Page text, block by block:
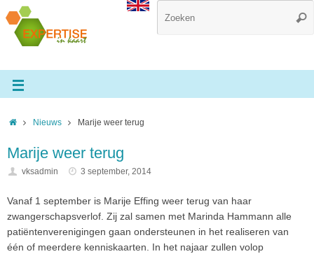
Nieuws Marije weer terug
Marije weer terug
vksadmin 3 september, 2014
Vanaf 1 september is Marije Effing weer terug van haar
zwangerschapsverlof. Zij zal samen met Marinda Hammann alle
patiëntenverenigingen gaan ondersteunen in het realiseren van
één of meerdere kenniskaarten. In het najaar zullen volop